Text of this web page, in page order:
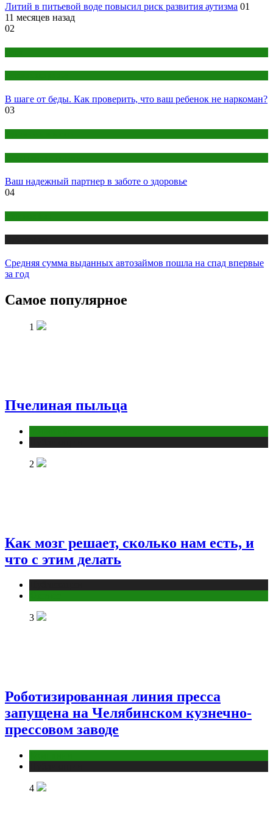
Литий в питьевой воде повысил риск развития аутизма 01
11 месяцев назад
02
В шаге от беды. Как проверить, что ваш ребенок не наркоман?
03
Ваш надежный партнер в заботе о здоровье
04
Средняя сумма выданных автозаймов пошла на спад впервые
за год
Самое популярное
1
Пчелиная пыльца
2
Как мозг решает, сколько нам есть, и
что с этим делать
3
Роботизированная линия пресса
запущена на Челябинском кузнечно-
прессовом заводе
4